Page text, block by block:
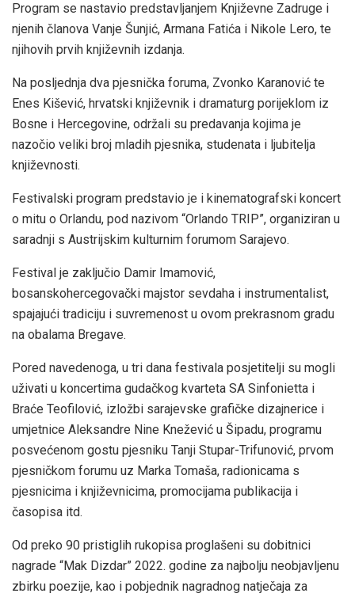
Program se nastavio predstavljanjem Književne Zadruge i
njenih članova Vanje Šunjić, Armana Fatića i Nikole Lero, te
njihovih prvih književnih izdanja.
Na posljednja dva pjesnička foruma, Zvonko Karanović te
Enes Kišević, hrvatski književnik i dramaturg porijeklom iz
Bosne i Hercegovine, održali su predavanja kojima je
nazočio veliki broj mladih pjesnika, studenata i ljubitelja
književnosti.
Festivalski program predstavio je i kinematografski koncert
o mitu o Orlandu, pod nazivom “Orlando TRIP”, organiziran u
saradnji s Austrijskim kulturnim forumom Sarajevo.
Festival je zaključio Damir Imamović,
bosanskohercegovački majstor sevdaha i instrumentalist,
spajajući tradiciju i suvremenost u ovom prekrasnom gradu
na obalama Bregave.
Pored navedenoga, u tri dana festivala posjetitelji su mogli
uživati u koncertima gudačkog kvarteta SA Sinfonietta i
Braće Teofilović, izložbi sarajevske grafičke dizajnerice i
umjetnice Aleksandre Nine Knežević u Šipadu, programu
posvećenom gostu pjesniku Tanji Stupar-Trifunović, prvom
pjesničkom forumu uz Marka Tomaša, radionicama s
pjesnicima i književnicima, promocijama publikacija i
časopisa itd.
Od preko 90 pristiglih rukopisa proglašeni su dobitnici
nagrade “Mak Dizdar” 2022. godine za najbolju neobjavljenu
zbirku poezije, kao i pobjednik nagradnog natječaja za